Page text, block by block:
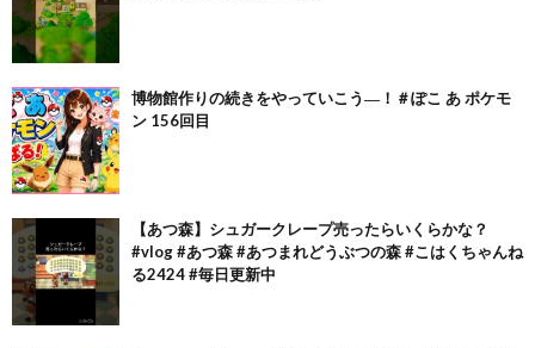
博物館作りの続きをやっていこう―！＃ぽこ あ ポケモ
ン 156回目
【あつ森】シュガークレープ売ったらいくらかな？
#vlog #あつ森 #あつまれどうぶつの森 #こはくちゃんね
る2424 #毎日更新中